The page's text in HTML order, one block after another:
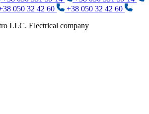
050 32 42 60
+38 050 32 42 60
LLC. Electrical company